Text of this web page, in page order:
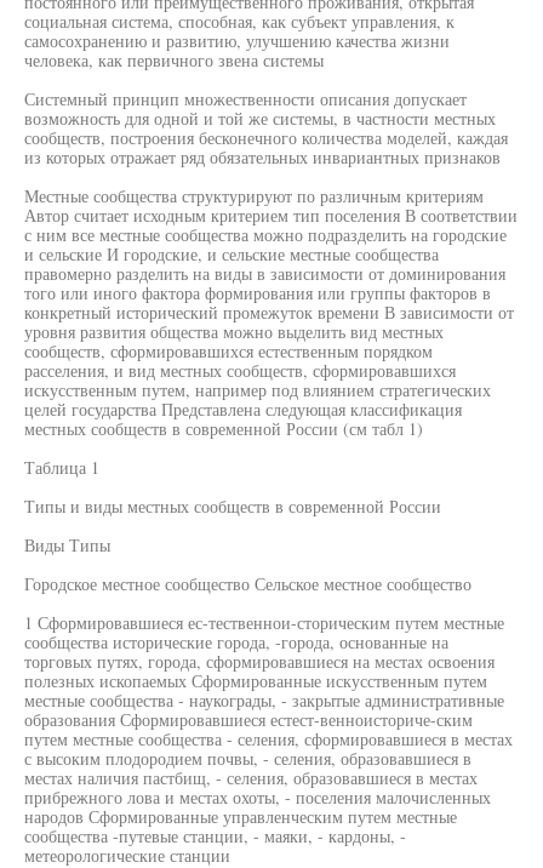
социальная система, способная, как субъект управления, к
самосохранению и развитию, улучшению качества жизни
человека, как первичного звена системы
Системный принцип множественности описания допускает
возможность для одной и той же системы, в частности местных
сообществ, построения бесконечного количества моделей, каждая
из которых отражает ряд обязательных инвариантных признаков
Местные сообщества структурируют по различным критериям
Автор считает исходным критерием тип поселения В соответствии
с ним все местные сообщества можно подразделить на городские
и сельские И городские, и сельские местные сообщества
правомерно разделить на виды в зависимости от доминирования
того или иного фактора формирования или группы факторов в
конкретный исторический промежуток времени В зависимости от
уровня развития общества можно выделить вид местных
сообществ, сформировавшихся естественным порядком
расселения, и вид местных сообществ, сформировавшихся
искусственным путем, например под влиянием стратегических
целей государства Представлена следующая классификация
местных сообществ в современной России (см табл 1)
Таблица 1
Типы и виды местных сообществ в современной России
Виды Типы
Городское местное сообщество Сельское местное сообщество
1 Сформировавшиеся ес-тественнои-сторическим путем местные
сообщества исторические города, -города, основанные на
торговых путях, города, сформировавшиеся на местах освоения
полезных ископаемых Сформированные искусственным путем
местные сообщества - наукограды, - закрытые административные
образования Сформировавшиеся естест-венноисториче-ским
путем местные сообщества - селения, сформировавшиеся в местах
с высоким плодородием почвы, - селения, образовавшиеся в
местах наличия пастбищ, - селения, образовавшиеся в местах
прибрежного лова и местах охоты, - поселения малочисленных
народов Сформированные управленческим путем местные
сообщества -путевые станции, - маяки, - кардоны, -
метеорологические станции